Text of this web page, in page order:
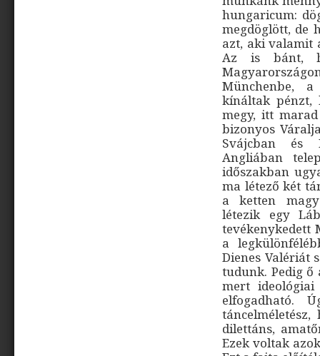
hungaricum:
megdöglött, de
azt, aki valamit
Az is bánt,
Münchenbe,
kínáltak pénzt,
megy, itt
bizonyos
Svájcban és
Angliában
időszakban
ma létező két
a ketten
létezik egy
tevékenykedett
a
Dienes Valériát
tudunk. Pedig ő
mert
elfogadható.
dilettáns,
Ezek voltak